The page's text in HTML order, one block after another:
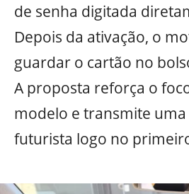
de senha digitada
Depois da ativação, o
guardar o cartão no
A proposta reforça o
modelo e transmite uma
futurista logo no